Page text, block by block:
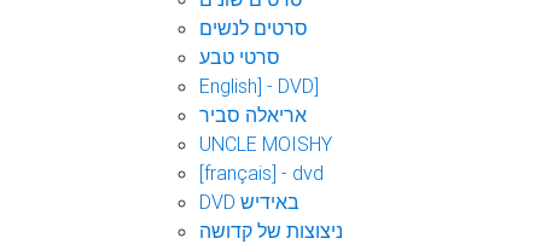
סרטים לנשים
סרטי טבע
English] - DVD]
אריאלה סביר
UNCLE MOISHY
[français] - dvd
DVD באידיש
ניצוצות של קדושה